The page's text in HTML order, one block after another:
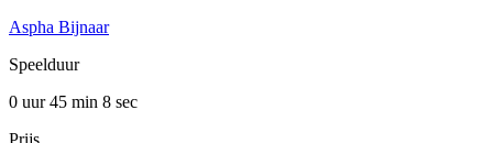
Aspha Bijnaar
Speelduur
0 uur 45 min 8 sec
Prijs